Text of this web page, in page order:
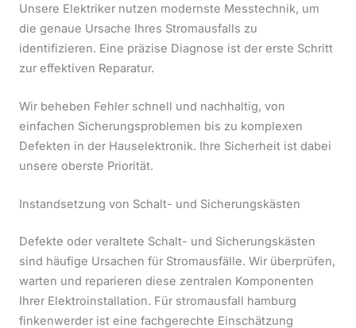
Unsere Elektriker nutzen modernste Messtechnik, um
die genaue Ursache Ihres Stromausfalls zu
identifizieren. Eine präzise Diagnose ist der erste Schritt
zur effektiven Reparatur.
Wir beheben Fehler schnell und nachhaltig, von
einfachen Sicherungsproblemen bis zu komplexen
Defekten in der Hauselektronik. Ihre Sicherheit ist dabei
unsere oberste Priorität.
Instandsetzung von Schalt- und Sicherungskästen
Defekte oder veraltete Schalt- und Sicherungskästen
sind häufige Ursachen für Stromausfälle. Wir überprüfen,
warten und reparieren diese zentralen Komponenten
Ihrer Elektroinstallation. Für stromausfall hamburg
finkenwerder ist eine fachgerechte Einschätzung